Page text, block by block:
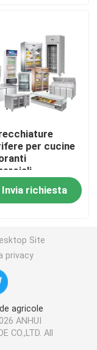
per cucine
Invia richiesta
Site
privacy
agricole
ANHUI
CO.,LTD. All